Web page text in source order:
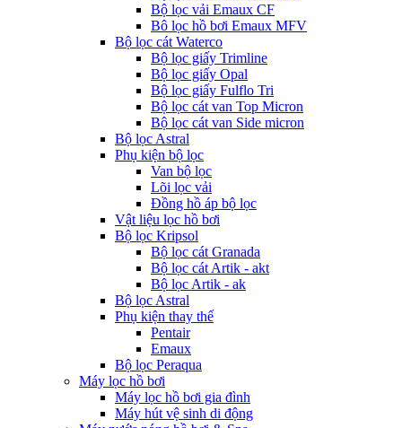
Bộ lọc vải Emaux CF
Bô lọc hồ bơi Emaux MFV
Bộ lọc cát Waterco
Bộ lọc giấy Trimline
Bộ lọc giấy Opal
Bộ lọc giấy Fulflo Tri
Bộ lọc cát van Top Micron
Bộ lọc cát van Side micron
Bộ lọc Astral
Phụ kiện bộ lọc
Van bộ lọc
Lõi lọc vải
Đồng hồ áp bộ lọc
Vật liệu lọc hồ bơi
Bộ lọc Kripsol
Bộ lọc cát Granada
Bộ lọc cát Artik - akt
Bộ lọc Artik - ak
Bộ lọc Astral
Phụ kiện thay thế
Pentair
Emaux
Bộ lọc Peraqua
Máy lọc hồ bơi
Máy lọc hồ bơi gia đình
Máy hút vệ sinh di động